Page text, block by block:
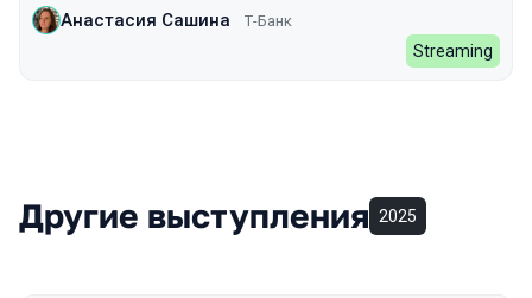
Анастасия Сашина Т-Банк
Streaming
Другие выступления 2025